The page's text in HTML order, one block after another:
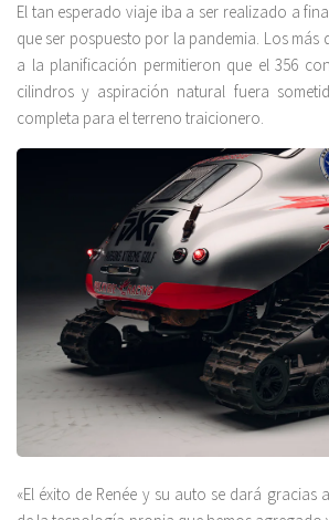
El tan esperado viaje iba a ser realizado a
que ser pospuesto por la pandemia. Los más
a la planificación permitieron que el 356
cilindros y aspiración natural fuera
completa para el terreno traicionero.
«El éxito de Renée y su auto se dará gracias